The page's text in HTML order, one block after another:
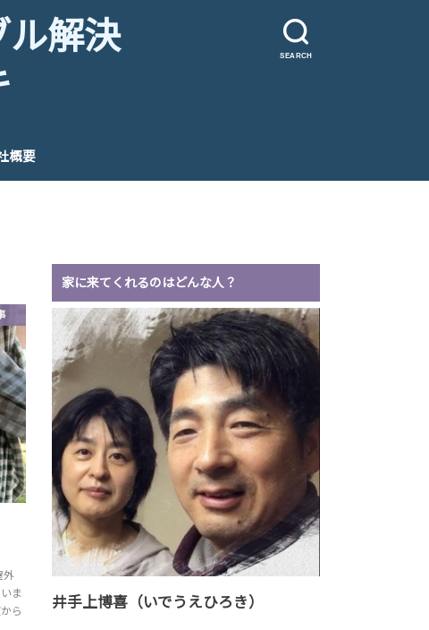
SEARCH
ル解決
概要
外
ま
ら
家に来てくれるのはどんな人？
井手上博喜（いでうえひろき）